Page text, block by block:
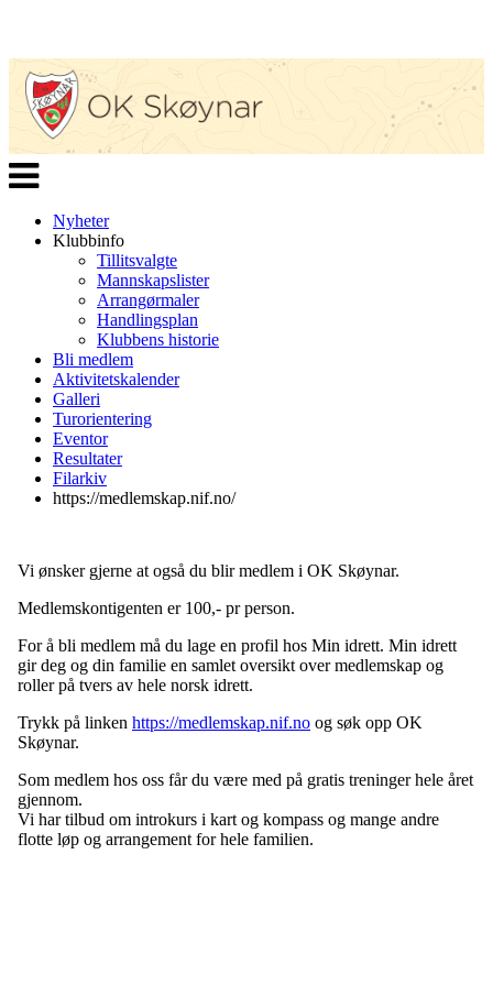
Veksle
navigasjon
Nyheter
Klubbinfo
Tillitsvalgte
Mannskapslister
Arrangørmaler
Handlingsplan
Klubbens historie
Bli medlem
Aktivitetskalender
Galleri
Turorientering
Eventor
Resultater
Filarkiv
https://medlemskap.nif.no/
Vi ønsker gjerne at også du blir medlem i OK Skøynar.
Medlemskontigenten er 100,- pr person.
For å bli medlem må du lage en profil hos Min idrett. Min idrett
gir deg og din familie en samlet oversikt over medlemskap og
roller på tvers av hele norsk idrett.
Trykk på linken https://medlemskap.nif.no og søk opp OK
Skøynar.
Som medlem hos oss får du være med på gratis treninger hele året
gjennom.
Vi har tilbud om introkurs i kart og kompass og mange andre
flotte løp og arrangement for hele familien.